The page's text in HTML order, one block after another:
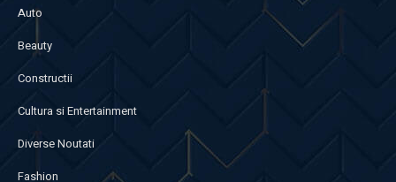
Auto
Beauty
Constructii
Cultura si Entertainment
Diverse Noutati
Fashion